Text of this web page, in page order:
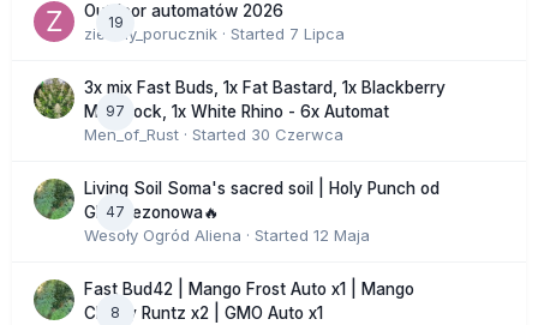
19
Outdoor automatów 2026
zielony_porucznik · Started 7 Lipca
97
3x mix Fast Buds, 1x Fat Bastard, 1x Blackberry
Moonrock, 1x White Rhino - 6x Automat
Men_of_Rust · Started 30 Czerwca
47
Living Soil Soma's sacred soil | Holy Punch od
GHS sezonowa🔥
Wesoły Ogród Aliena · Started 12 Maja
8
Fast Bud42 | Mango Frost Auto x1 | Mango
Cherry Runtz x2 | GMO Auto x1